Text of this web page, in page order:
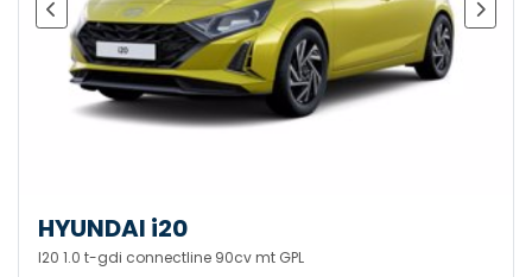
HYUNDAI i20
I20 1.0 t-gdi connectline 90cv mt GPL